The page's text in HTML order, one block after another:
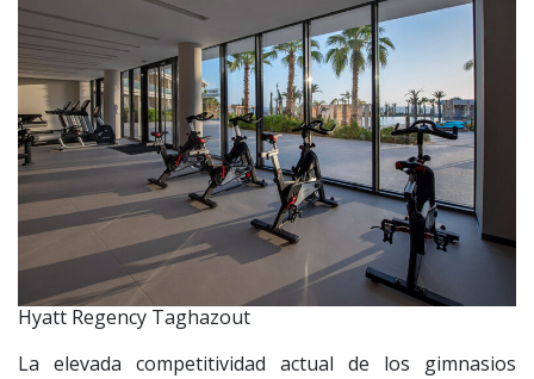
Hyatt Regency Taghazout
La elevada competitividad actual de los gimnasios